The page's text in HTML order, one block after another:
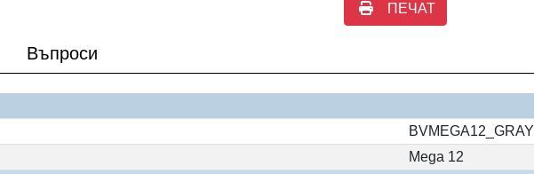
ПЕЧАТ
Въпроси
BVMEGA12_GRAY
Mega 12